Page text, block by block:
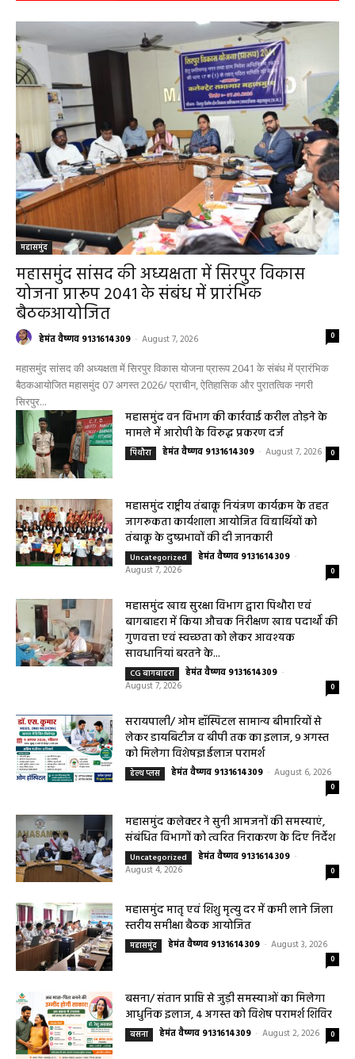
RECENT POSTS
महासमुंद
महासमुंद सांसद की अध्यक्षता में सिरपुर विकास
योजना प्रारूप 2041 के संबंध में प्रारंभिक
बैठकआयोजित
हेमंत वैष्णव 9131614309 August 7, 2026
महासमुंद सांसद की अध्यक्षता में सिरपुर विकास योजना प्रारूप 2041 के संबंध में प्रारंभिक
बैठकआयोजित महासमुंद 07 अगस्त 2026/ प्राचीन, ऐतिहासिक और पुरातत्विक नगरी
सिरपुर...
पिथौरा हेमंत वैष्णव 9131614309 - August 7, 2026
महासमुंद राष्ट्रीय तंबाकू नियंत्रण कार्यक्रम के तहत
जागरूकता कार्यशाला आयोजित विद्यार्थियों को
Uncategorized हेमंत वैष्णव 9131614309
August 7, 2026
0
महासमुंद खाद्य सुरक्षा विभाग द्वारा पिथौरा एवं
बागबाहरा में किया औचक निरीक्षण खाद्य पदार्थों की
गुणवत्ता एवं स्वच्छता को लेकर आवश्यक
CG बागबाहरा हेमंत वैष्णव 9131614309 -
August 7, 2026
सरायपाली/ ओम हॉस्पिटल सामान्य बीमारियों से
लेकर डायबिटीज व बीपी तक का इलाज, 9 अगस्त
हेल्थ प्लस हेमंत वैष्णव 9131614309 August 6, 2026
0
महासमुंद कलेक्टर ने सुनी आमजनों की समस्याएं,
Uncategorized हेमंत वैष्णव 9131614309 -
August 4, 2026
महासमुंद मातृ एवं शिशु मृत्यु दर में कमी लाने जिला
महासमुंद हेमंत वैष्णव 9131614309 - August 3, 2026
0